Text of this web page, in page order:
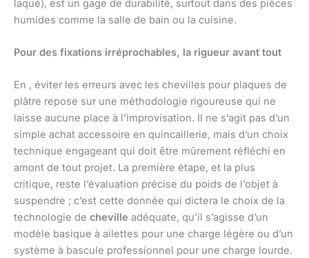
laqué), est un gage de durabilité, surtout dans des pièces
humides comme la salle de bain ou la cuisine.
Pour des fixations irréprochables, la rigueur avant tout
En , éviter les erreurs avec les chevilles pour plaques de
plâtre repose sur une méthodologie rigoureuse qui ne
laisse aucune place à l’improvisation. Il ne s’agit pas d’un
simple achat accessoire en quincaillerie, mais d’un choix
technique engageant qui doit être mûrement réfléchi en
amont de tout projet. La première étape, et la plus
critique, reste l’évaluation précise du poids de l’objet à
suspendre ; c’est cette donnée qui dictera le choix de la
technologie de cheville adéquate, qu’il s’agisse d’un
modèle basique à ailettes pour une charge légère ou d’un
système à bascule professionnel pour une charge lourde.